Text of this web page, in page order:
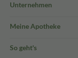
Unternehmen
Meine Apotheke
So geht's